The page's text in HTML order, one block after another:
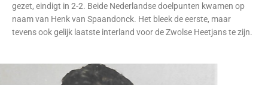
gezet, eindigt in 2-2. Beide Nederlandse doelpunten kwamen op
naam van Henk van Spaandonck. Het bleek de eerste, maar
tevens ook gelijk laatste interland voor de Zwolse Heetjans te zijn.